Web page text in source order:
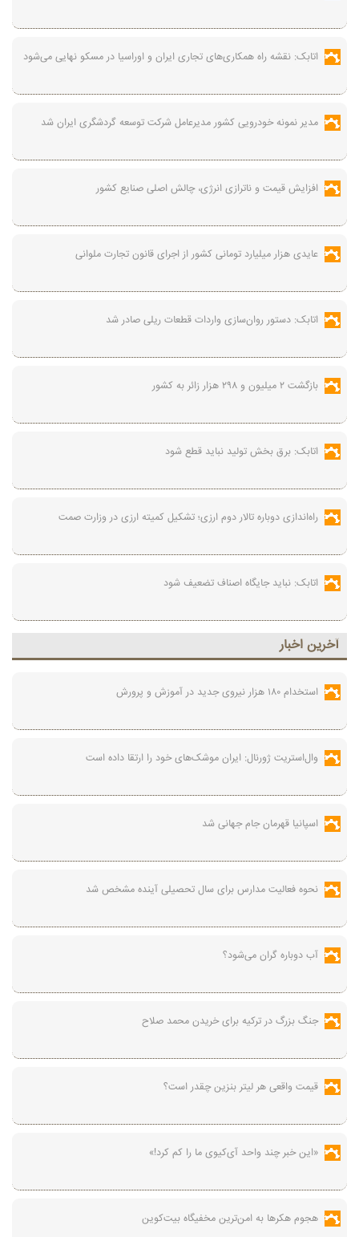
اتابک: نقشه راه همکاری‌های تجاری ایران و اوراسیا در مسکو نهایی می‌شود
مدیر نمونه خودرویی کشور مدیرعامل شرکت توسعه گردشگری ایران شد
افزایش قیمت و ناترازی انرژی، چالش اصلی صنایع کشور
عایدی هزار میلیارد تومانی کشور از اجرای قانون تجارت ملوانی
اتابک: دستور روان‌سازی واردات قطعات ریلی صادر شد
بازگشت ۲ میلیون و ۲۹۸ هزار زائر به کشور
اتابک: برق بخش تولید نباید قطع شود
راه‌اندازی دوباره تالار دوم ارزی؛ تشکیل کمیته ارزی در وزارت صمت
اتابک: نباید جایگاه اصناف تضعیف شود
آخرين اخبار
استخدام ۱۸۰ هزار نیروی جدید در آموزش‌ و پرورش
وال‌استریت ژورنال: ایران موشک‌های خود را ارتقا داده است
اسپانیا قهرمان جام جهانی شد
نحوه فعالیت مدارس برای سال تحصیلی آینده مشخص شد
آب دوباره گران می‌شود؟
جنگ بزرگ در ترکیه برای خریدن محمد صلاح
قیمت واقعی هر لیتر بنزین چقدر است؟
«این خبر چند واحد آی‌کیوی ما را کم کرد!»
هجوم هکرها به امن‌ترین مخفیگاه بیت‌کوین